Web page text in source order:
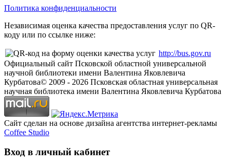
Политика конфиденциальности
Независимая оценка качества предоставления услуг по QR-
коду или по ссылке ниже:
http://bus.gov.ru
Официальный сайт Псковской областной универсальной
научной библиотеки имени Валентина Яковлевича
Курбатова© 2009 - 2026 Псковская областная универсальная
научная библиотека имени Валентина Яковлевича Курбатова
Сайт сделан на основе дизайна агентства интернет-рекламы
Coffee Studio
Вход в личный кабинет